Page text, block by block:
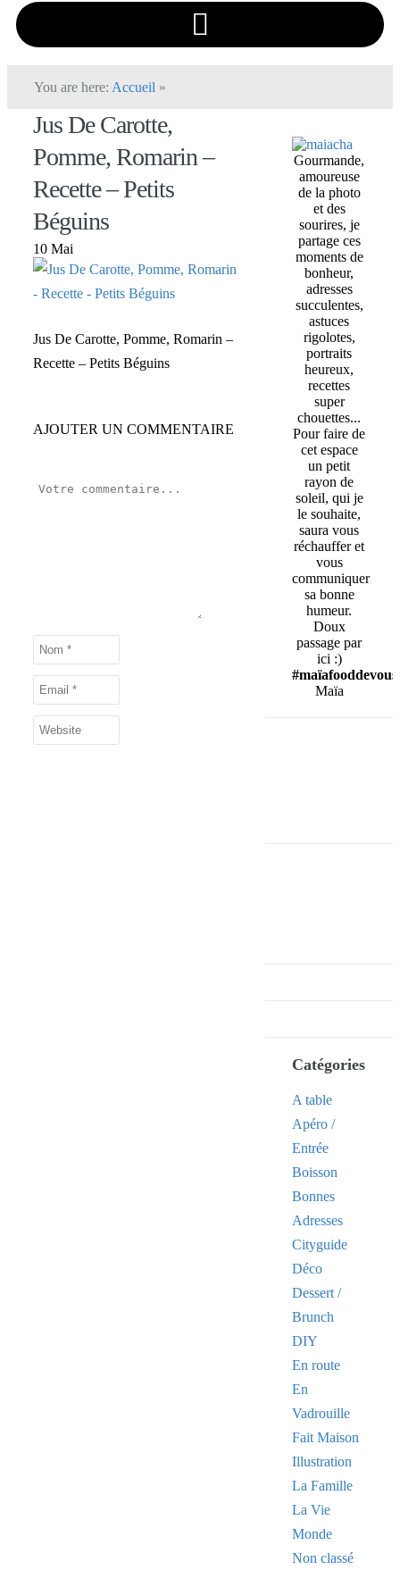
You are here: Accueil »
Jus De Carotte,
Pomme, Romarin –
Recette – Petits
Béguins
10 Mai
Jus De Carotte, Pomme, Romarin –
Recette – Petits Béguins
AJOUTER UN COMMENTAIRE
Gourmande,
amoureuse
de la photo
et des
sourires, je
partage ces
moments de
bonheur,
adresses
succulentes,
astuces
rigolotes,
portraits
heureux,
recettes
super
chouettes...
Pour faire de
cet espace
un petit
rayon de
soleil, qui je
le souhaite,
saura vous
réchauffer et
vous
communiquer
sa bonne
humeur.
Doux
passage par
ici :)
#maïafooddevous
Maïa
Catégories
A table
Apéro /
Entrée
Boisson
Bonnes
Adresses
Cityguide
Déco
Dessert /
Brunch
DIY
En route
En
Vadrouille
Fait Maison
Illustration
La Famille
La Vie
Monde
Non classé